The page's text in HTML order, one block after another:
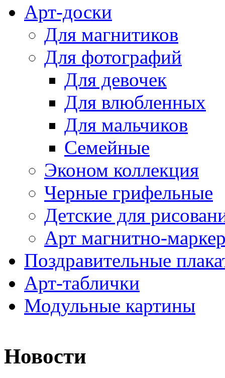
Арт-доски
Для магнитиков
Для фотографий
Для девочек
Для влюбленных
Для мальчиков
Семейные
Эконом коллекция
Черные грифельные
Детские для
Арт магнитно-
Поздравительные
Арт-таблички
Модульные картины
Новости